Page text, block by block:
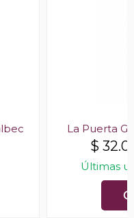
La Puerta
$
Últimas